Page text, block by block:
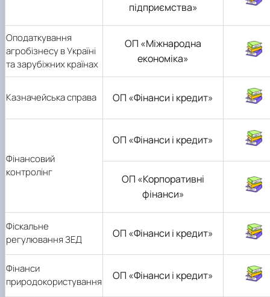
підприємства»
Оподаткування
агробізнесу в Україні
та зарубіжних країнах
ОП «Міжнародна
економіка»
Казначейська справа ОП «Фінанси і кредит»
Фінансовий
контролінг
ОП «Фінанси і кредит»
ОП «Корпоративні
фінанси»
Фіскальне
регулювання ЗЕД
ОП «Фінанси і кредит»
Фінанси
природокористування
ОП «Фінанси і кредит»